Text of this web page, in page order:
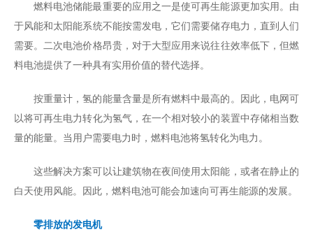
燃料电池储能最重要的应用之一是使可再生能源更加实用。由
于风能和太阳能系统不能按需发电，它们需要储存电力，直到人们
需要。二次电池价格昂贵，对于大型应用来说往往效率低下，但燃
料电池提供了一种具有实用价值的替代选择。
按重量计，氢的能量含量是所有燃料中最高的。因此，电网可
以将可再生电力转化为氢气，在一个相对较小的装置中存储相当数
量的能量。当用户需要电力时，燃料电池将氢转化为电力。
这些解决方案可以让建筑物在夜间使用太阳能，或者在静止的
白天使用风能。因此，燃料电池可能会加速向可再生能源的发展。
零排放的发电机